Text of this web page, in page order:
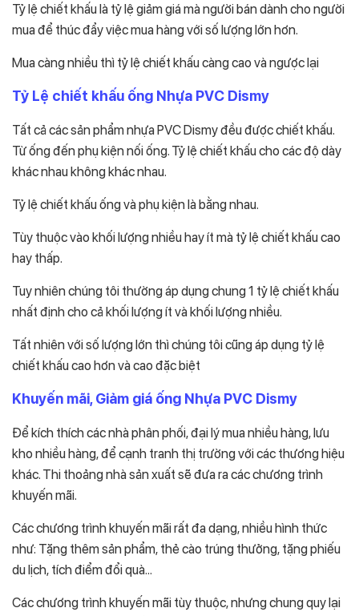
Tỷ lệ chiết khấu là tỷ lệ giảm giá mà người bán dành cho người
mua để thúc đẩy việc mua hàng với số lượng lớn hơn.
Mua càng nhiều thì tỷ lệ chiết khấu càng cao và ngược lại
Tỷ Lệ chiết khấu ống Nhựa PVC Dismy
Tất cả các sản phẩm nhựa PVC Dismy đều được chiết khấu.
Từ ống đến phụ kiện nối ống. Tỷ lệ chiết khấu cho các độ dày
khác nhau không khác nhau.
Tỷ lệ chiết khấu ống và phụ kiện là bằng nhau.
Tùy thuộc vào khối lượng nhiều hay ít mà tỷ lệ chiết khấu cao
hay thấp.
Tuy nhiên chúng tôi thường áp dụng chung 1 tỷ lệ chiết khấu
nhất định cho cả khối lượng ít và khối lượng nhiều.
Tất nhiên với số lượng lớn thì chúng tôi cũng áp dụng tỷ lệ
chiết khấu cao hơn và cao đặc biệt
Khuyến mãi, Giảm giá ống Nhựa PVC Dismy
Để kích thích các nhà phân phối, đại lý mua nhiều hàng, lưu
kho nhiều hàng, để cạnh tranh thị trường với các thương hiệu
khác. Thi thoảng nhà sản xuất sẽ đưa ra các chương trình
khuyến mãi.
Các chương trình khuyến mãi rất đa dạng, nhiều hình thức
như: Tặng thêm sản phẩm, thẻ cào trúng thưởng, tặng phiếu
du lịch, tích điểm đổi quà…
Các chương trình khuyến mãi tùy thuộc, nhưng chung quy lại